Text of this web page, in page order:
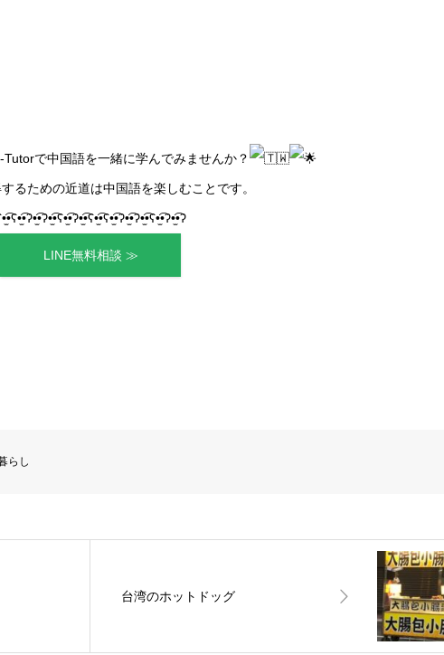
で中国語を一緒に学んでみませんか？
るための近道は中国語を楽しむことです。
LINE無料相談 ≫
らし
台湾のホットドッグ